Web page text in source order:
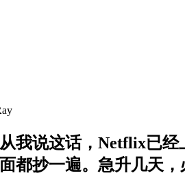
我说这话，Netflix已
都抄一遍。急升几天